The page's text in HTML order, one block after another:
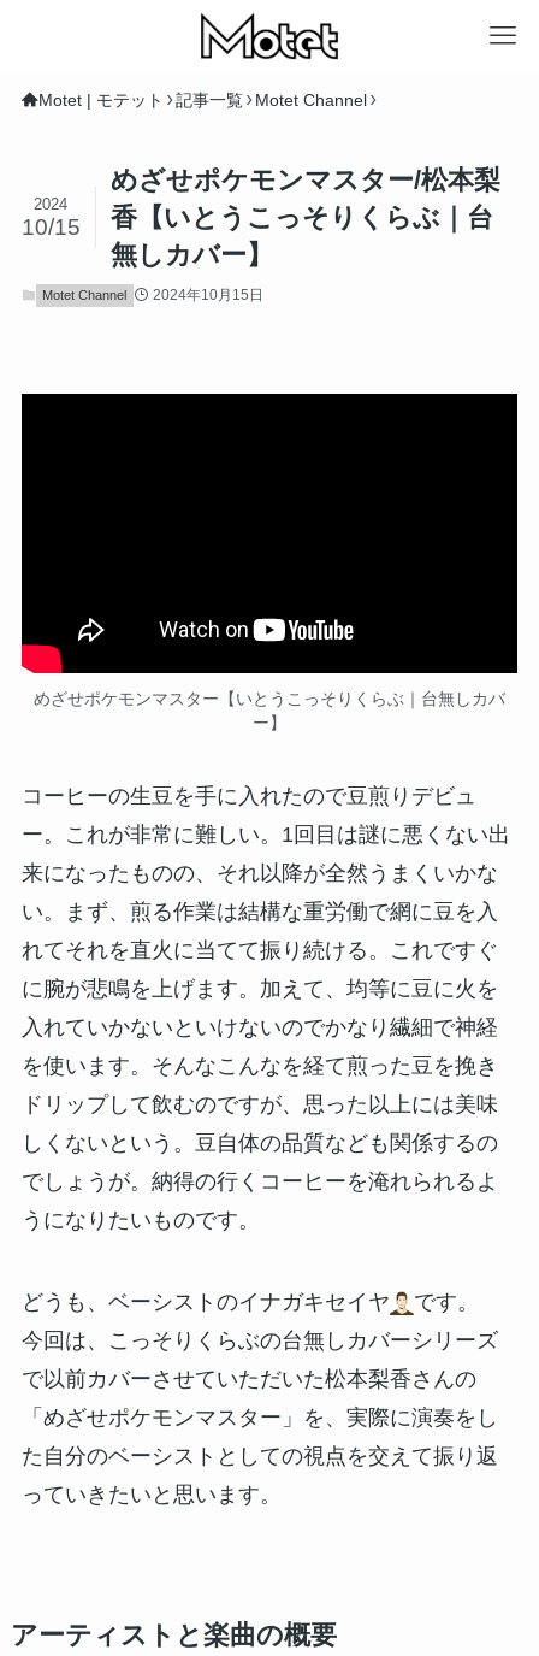
Motet | モテット 記事一覧 Motet Channel
めざせポケモンマスター/松本梨
香【いとうこっそりくらぶ｜台
無しカバー】
2024
10/15
Motet Channel 2024年10月15日
めざせポケモンマスター【いとうこっそりくらぶ｜台無しカバ
ー】
コーヒーの生豆を手に入れたので豆煎りデビュ
ー。これが非常に難しい。1回目は謎に悪くない出
来になったものの、それ以降が全然うまくいかな
い。まず、煎る作業は結構な重労働で網に豆を入
れてそれを直火に当てて振り続ける。これですぐ
に腕が悲鳴を上げます。加えて、均等に豆に火を
入れていかないといけないのでかなり繊細で神経
を使います。そんなこんなを経て煎った豆を挽き
ドリップして飲むのですが、思った以上には美味
しくないという。豆自体の品質なども関係するの
でしょうが。納得の行くコーヒーを淹れられるよ
うになりたいものです。
どうも、ベーシストのイナガキセイヤ
です。
今回は、こっそりくらぶの台無しカバーシリーズ
で以前カバーさせていただいた松本梨香さんの
「めざせポケモンマスター」を、実際に演奏をし
た自分のベーシストとしての視点を交えて振り返
っていきたいと思います。
アーティストと楽曲の概要